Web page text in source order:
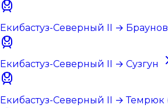
Екибастуз-Северный II →
Екибастуз-Северный II → Сузгун
Екибастуз-Северный II → Темрюк